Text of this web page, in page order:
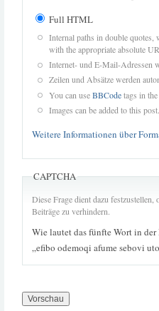
Full HTML
Internal paths in double quotes,
with the appropriate absolute
Internet- und E-Mail-Adressen
Zeilen und Absätze werden
You can useBBCodetags in
Images can be added to this post.
Weitere Informationen über
CAPTCHA
Diese Frage dient dazu
Beiträge zu verhindern.
Wie lautet das fünfte Wort in der
„efibo odemoqi afume sebovi